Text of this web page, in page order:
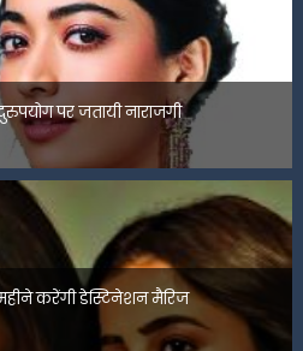
पर जतायी नाराजगी
करेंगी डेस्टिनेशन मैरिज